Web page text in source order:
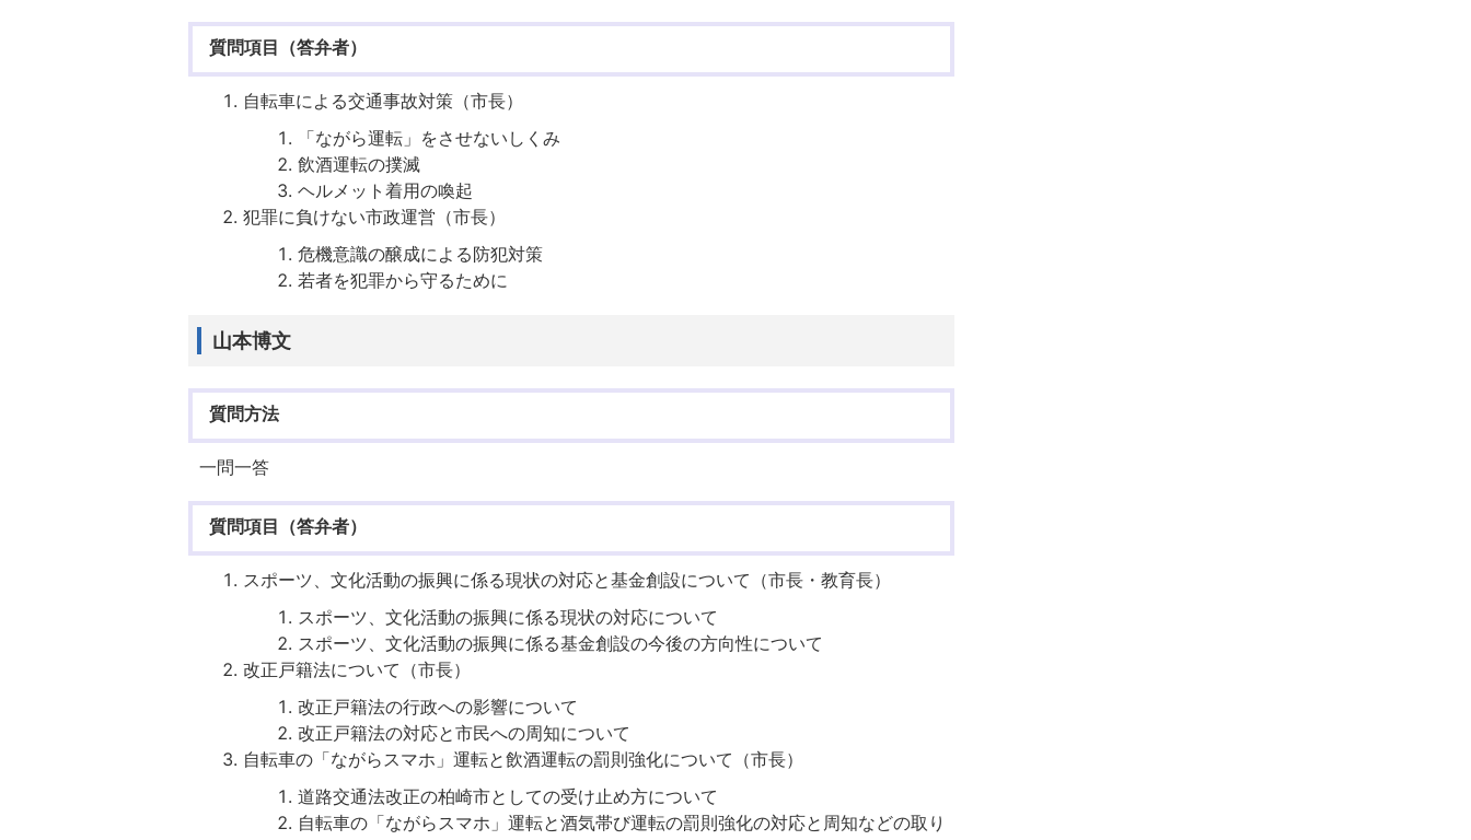
質問項目（答弁者）
自転車による交通事故対策（市長）
「ながら運転」をさせないしくみ
飲酒運転の撲滅
ヘルメット着用の喚起
犯罪に負けない市政運営（市長）
危機意識の醸成による防犯対策
若者を犯罪から守るために
山本博文
質問方法
一問一答
質問項目（答弁者）
スポーツ、文化活動の振興に係る現状の対応と基金創設について（市長・教育長）
スポーツ、文化活動の振興に係る現状の対応について
スポーツ、文化活動の振興に係る基金創設の今後の方向性について
改正戸籍法について（市長）
改正戸籍法の行政への影響について
改正戸籍法の対応と市民への周知について
自転車の「ながらスマホ」運転と飲酒運転の罰則強化について（市長）
道路交通法改正の柏崎市としての受け止め方について
自転車の「ながらスマホ」運転と酒気帯び運転の罰則強化の対応と周知などの取り